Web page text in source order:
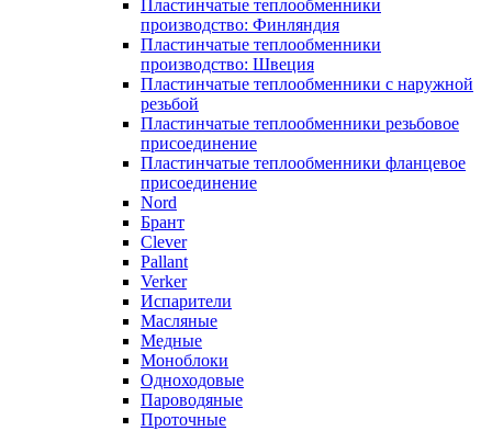
Пластинчатые теплообменники
производство: Финляндия
Пластинчатые теплообменники
производство: Швеция
Пластинчатые теплообменники с наружной
резьбой
Пластинчатые теплообменники резьбовое
присоединение
Пластинчатые теплообменники фланцевое
присоединение
Nord
Брант
Clever
Pallant
Verker
Испарители
Масляные
Медные
Моноблоки
Одноходовые
Пароводяные
Проточные